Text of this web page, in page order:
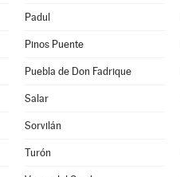
Padul
Pinos Puente
Puebla de Don Fadrique
Salar
Sorvilán
Turón